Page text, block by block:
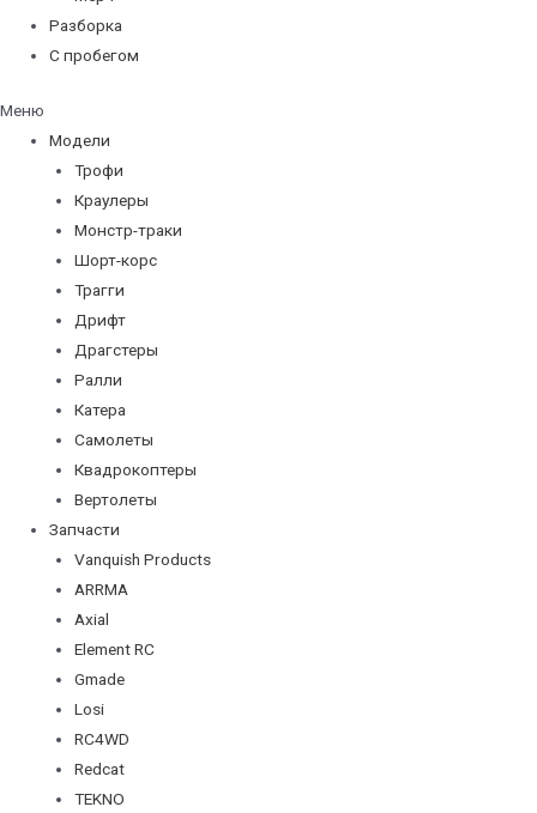
Разборка
С пробегом
Меню
Модели
Трофи
Краулеры
Монстр-траки
Шорт-корс
Трагги
Дрифт
Драгстеры
Ралли
Катера
Самолеты
Квадрокоптеры
Вертолеты
Запчасти
Vanquish Products
ARRMA
Axial
Element RC
Gmade
Losi
RC4WD
Redcat
TEKNO